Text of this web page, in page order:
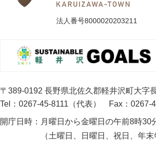
法人番号8000020203211
〒389-0192 長野県北佐久郡軽井沢町大字
Tel：0267-45-8111（代表）
Fax：0267-
開庁日時： 月曜日から金曜日の午前8時30
（土曜日、日曜日、祝日、年末